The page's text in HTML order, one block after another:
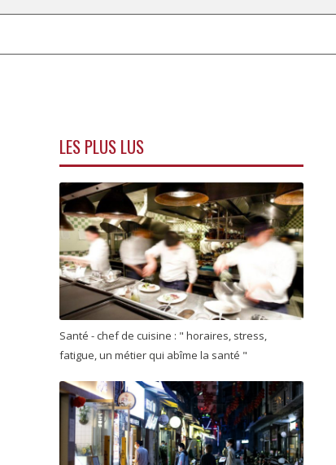
LES PLUS LUS
Santé - chef de cuisine : " horaires, stress,
fatigue, un métier qui abîme la santé "